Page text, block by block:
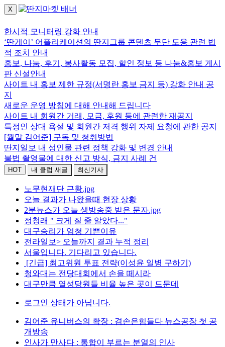
X
한시적 모니터링 강화 안내
‘딴게이’ 어플리케이션의 딴지그룹 콘텐츠 무단 도용 관련 법
적 조치 안내
홍보, 나눔, 후기, 봉사활동 모집, 할인 정보 등 나눔&홍보 게시
판 신설안내
사이트 내 홍보 제한 규정(서명란 홍보 금지 등) 강화 안내 공
지
새로운 운영 방침에 대해 안내해 드립니다
사이트 내 회원간 거래, 모금, 후원 등에 관련한 재공지
특정인 상대 욕설 및 회원간 저격 행위 자제 요청에 관한 공지
[월말 김어준] 구독 및 청취방법
딴지일보 내 성인물 관련 정책 강화 및 변경 안내
불법 촬영물에 대한 신고 방식, 금지 사례 건
HOT 내 클럽 새글 최신기사
노무현재단 근황.jpg
오늘 결과가 나왔을때 현장 상황
2분뉴스가 오늘 생방송중 받은 문자.jpg
정청래 " 크게 질 줄 알았다..."
대구승리가 엄청 기쁜이유
전라일보> 오늘까지 결과 누적 정리
서울입니다. 기다리고 있습니다.
[긴급] 최고위원 투표 전략(이성윤 일병 구하기)
청와대는 전당대회에서 손을 떼시라
대구만큼 열성당원들 비율 높은 곳이 드문데
로그인 상태가 아닙니다.
김어준 유니버스의 확장 : 겸손은힘들다 뉴스공장 첫 공
개방송
인사가 만사다 : 통합이 부르는 분열의 인사